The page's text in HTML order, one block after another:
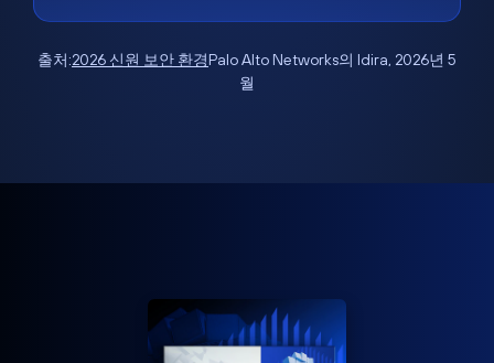
출처:2026 신원 보안 환경Palo Alto Networks의 Idira, 2026년 5
월